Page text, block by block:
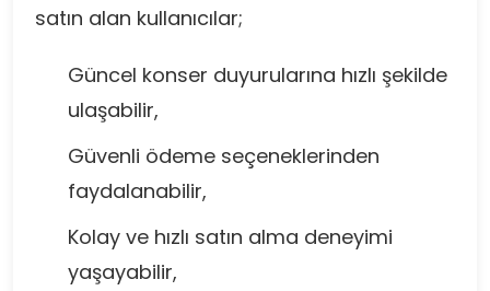
satın alan kullanıcılar;
Güncel konser duyurularına hızlı şekilde
ulaşabilir,
Güvenli ödeme seçeneklerinden
faydalanabilir,
Kolay ve hızlı satın alma deneyimi
yaşayabilir,